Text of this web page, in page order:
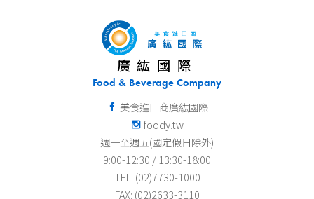
廣紘國際
Food & Beverage Company
美食進口商廣紘國際
foody.tw
週一至週五(國定假日除外)
9:00-12:30 / 13:30-18:00
TEL: (02)7730-1000
FAX: (02)2633-3110